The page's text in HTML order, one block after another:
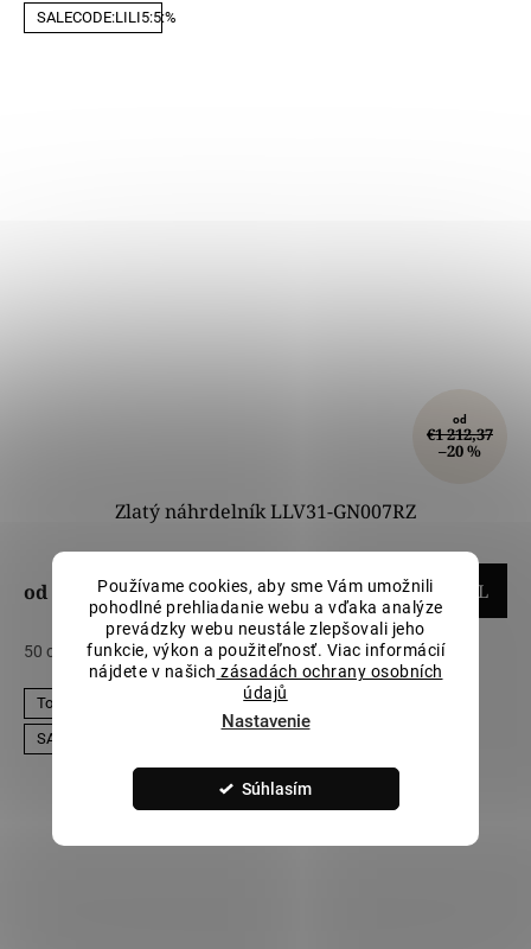
Používame cookies, aby sme Vám umožnili
pohodlné prehliadanie webu a vďaka analýze
prevádzky webu neustále zlepšovali jeho
funkcie, výkon a použiteľnosť. Viac informácií
nájdete v našich zásadách ochrany osobních
údajů
Nastavenie
Súhlasím
SALECODE:LILI5:5:%
od
€1 212,37
–20 %
Zlatý náhrdelník LLV31-GN007RZ
od €969,90 DETAIL
50 cm
Top produkt
SALECODE:LILI5:5:%